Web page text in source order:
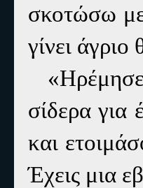
σκοτώσω
γίνει άγριο
σίδερα
και
Έχεις μια